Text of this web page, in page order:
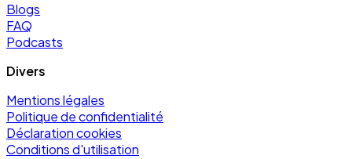
Blogs
FAQ
Podcasts
Divers
Mentions légales
Politique de confidentialité
Déclaration cookies
Conditions d'utilisation